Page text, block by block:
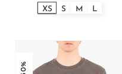
XS S M L
-30%